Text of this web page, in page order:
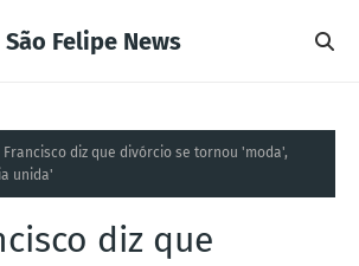
São Felipe News
Francisco diz que divórcio se tornou 'moda',
unida'
diz que